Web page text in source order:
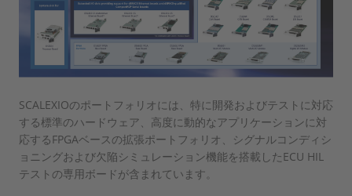
SCALEXIOのポートフォリオには、特に開発およびテストに対応
する標準のハードウェア、高度に動的なアプリケーションに対
応するFPGAベースの拡張ポートフォリオ、シグナルコンディシ
ョニングおよび欠陥シミュレーション機能を搭載したECU HIL
テストの専用ボードが含まれています。